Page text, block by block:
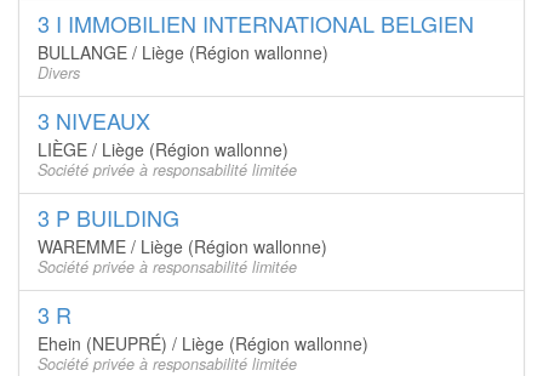
3 I IMMOBILIEN INTERNATIONAL BELGIEN
BULLANGE / Liège (Région wallonne)
Divers
3 NIVEAUX
LIÈGE / Liège (Région wallonne)
Société privée à responsabilité limitée
3 P BUILDING
WAREMME / Liège (Région wallonne)
Société privée à responsabilité limitée
3 R
Ehein (NEUPRÉ) / Liège (Région wallonne)
Société privée à responsabilité limitée